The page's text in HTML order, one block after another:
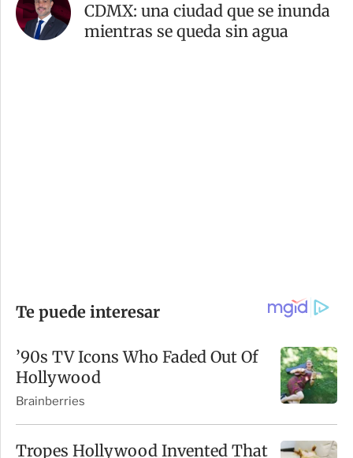
CDMX: una ciudad que se inunda
mientras se queda sin agua